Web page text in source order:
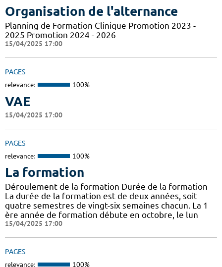
Organisation de l'alternance
Planning de Formation Clinique Promotion 2023 -
2025 Promotion 2024 - 2026
15/04/2025 17:00
PAGES
relevance: 100%
VAE
15/04/2025 17:00
PAGES
relevance: 100%
La formation
Déroulement de la formation Durée de la formation
La durée de la formation est de deux années, soit
quatre semestres de vingt-six semaines chacun. La 1
ère année de formation débute en octobre, le lun
15/04/2025 17:00
PAGES
relevance: 100%